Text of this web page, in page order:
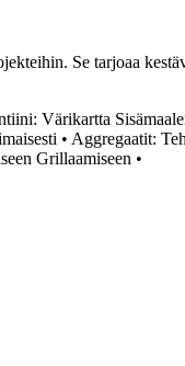
Se tarjoaa
Värikartta
• Aggregaatit:
Grillaamiseen •